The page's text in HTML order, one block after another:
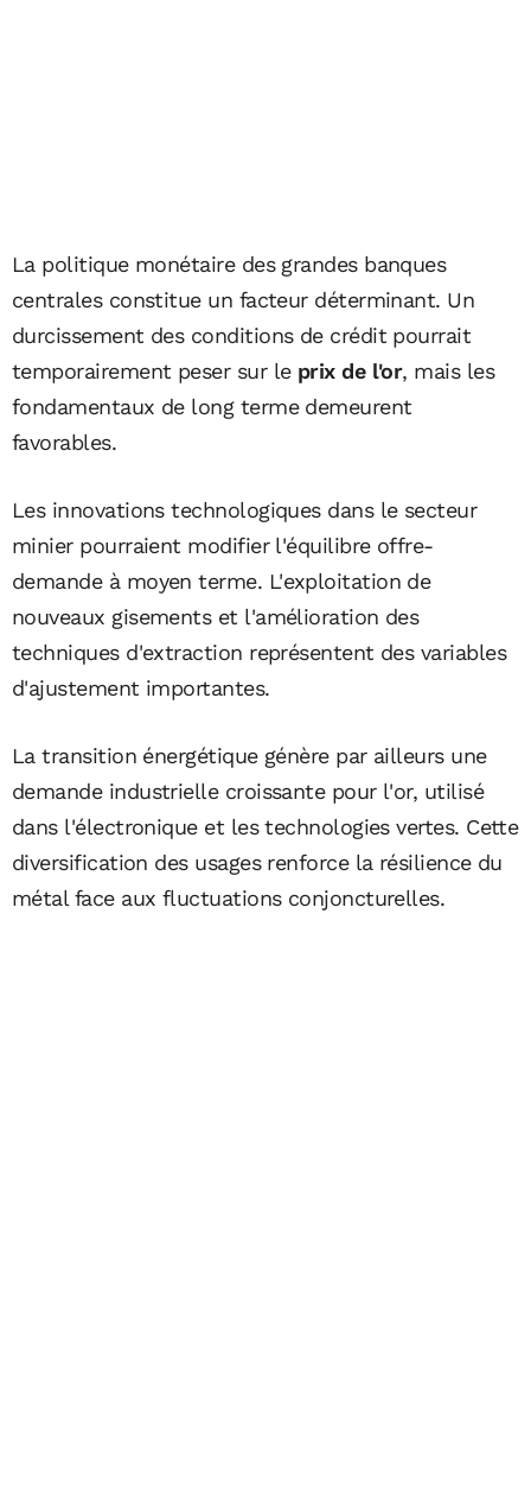
La politique monétaire des grandes banques
centrales constitue un facteur déterminant. Un
durcissement des conditions de crédit pourrait
temporairement peser sur le prix de l'or, mais les
fondamentaux de long terme demeurent
favorables.
Les innovations technologiques dans le secteur
minier pourraient modifier l'équilibre offre-
demande à moyen terme. L'exploitation de
nouveaux gisements et l'amélioration des
techniques d'extraction représentent des variables
d'ajustement importantes.
La transition énergétique génère par ailleurs une
demande industrielle croissante pour l'or, utilisé
dans l'électronique et les technologies vertes. Cette
diversification des usages renforce la résilience du
métal face aux fluctuations conjoncturelles.